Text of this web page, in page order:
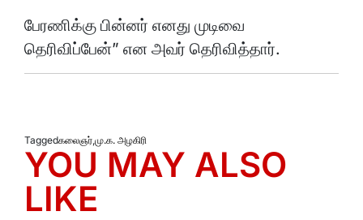
பேரணிக்கு பின்னர் எனது முடிவை
தெரிவிப்பேன்” என அவர் தெரிவித்தார்.
Taggedகலைஞர் மு.க. அழகிரி
YOU MAY ALSO
LIKE